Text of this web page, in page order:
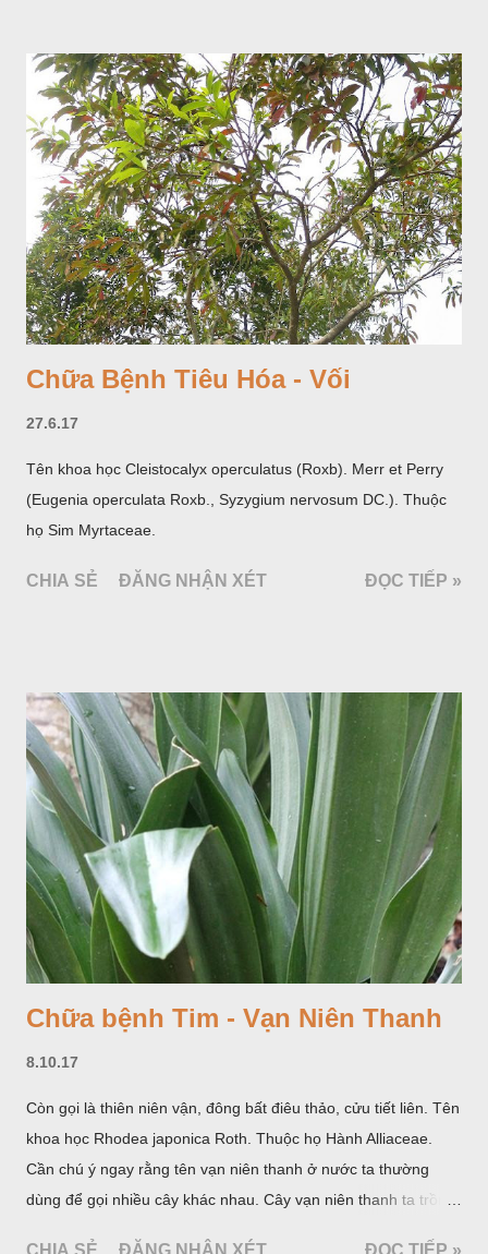
Tam Đảo (Vĩnh Phúc), đã thu được kết quả ban đầu (những
năm 1560- 70); thường trồng đến năm thứ hai, thứ ba mới hái
hoa; trồng một lần thu hoạch 10 - 20 năm.
Chữa Bệnh Tiêu Hóa - Vối
27.6.17
Tên khoa học Cleistocalyx operculatus (Roxb). Merr et Perry
(Eugenia operculata Roxb., Syzygium nervosum DC.). Thuộc
họ Sim Myrtaceae.
CHIA SẺ ĐĂNG NHẬN XÉT ĐỌC TIẾP »
Chữa bệnh Tim - Vạn Niên Thanh
8.10.17
Còn gọi là thiên niên vận, đông bất điêu thảo, cửu tiết liên. Tên
khoa học Rhodea japonica Roth. Thuộc họ Hành Alliaceae.
Cần chú ý ngay rằng tên vạn niên thanh ở nước ta thường
dùng để gọi nhiều cây khác nhau. Cây vạn niên thanh ta trồng
CHIA SẺ ĐĂNG NHẬN XÉT ĐỌC TIẾP »